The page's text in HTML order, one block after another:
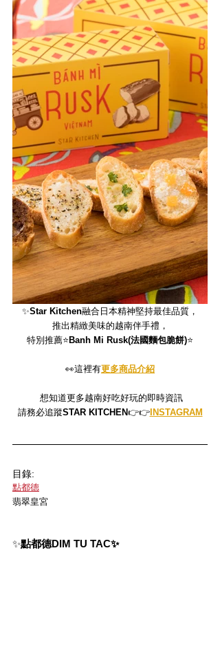
✨Star Kitchen融合日本精神堅持最佳品質，
推出精緻美味的越南伴手禮，
特別推薦⭐️Banh Mi Rusk(法國麵包脆餅)⭐️
👀這裡有更多商品介紹
想知道更多越南好吃好玩的即時資訊
請務必追蹤STAR KITCHEN👉👉INSTAGRAM
目錄:
點都德
翡翠皇宮
✨點都德DIM TU TAC✨